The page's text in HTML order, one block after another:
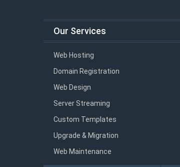
Our Services
Web Hosting
Domain Registration
Web Design
Server Streaming
Custom Templates
Upgrade & Migration
Web Maintenance